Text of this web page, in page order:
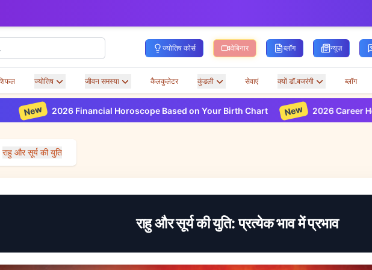
ज्योतिष कोर्स वेबिनार ब्लॉग न्यूज़
ज्योतिष जीवन समस्या कैलकुलेटर कुंडली सेवाएं क्यों डॉ.बजरंगी ब्लॉग
2026 Financial Horoscope Based on Your Birth Chart New 2026 Career Horoscope
राहु और सूर्य की युति
राहु और सूर्य की युति: प्रत्येक भाव में प्रभाव